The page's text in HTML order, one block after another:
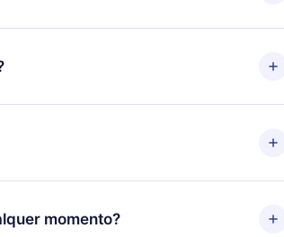
a aproveitar nossa biblioteca. Se por algum
basta entrar em contato com nossa
até 7 dias após a compra e solicitar o
próximo período de cobrança. Por
mensal para anual, após confirmar a
aplicado e cobrado após o aniversário
a toda nossa biblioteca de 2500+
e português) que você pode ler ou
disponível para iOS, Android e
momento?